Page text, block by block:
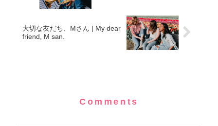
大切な友だち、Mさん | My dear
friend, M san.
Comments